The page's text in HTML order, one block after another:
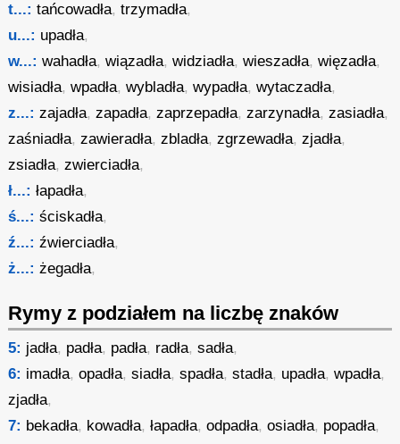
t...: tańcowadła,trzymadła,
u...: upadła,
w...: wahadła,wiązadła,widziadła,wieszadła,więzadła,
wisiadła,wpadła,wybladła,wypadła,wytaczadła,
z...: zajadła,zapadła,zaprzepadła,zarzynadła,zasiadła,
zaśniadła,zawieradła,zbladła,zgrzewadła,zjadła,
zsiadła,zwierciadła,
ł...: łapadła,
ś...: ściskadła,
ź...: źwierciadła,
ż...: żegadła,
Rymy z podziałem na liczbę znaków
5: jadła, padła, padła, radła,sadła,
6: imadła,opadła,siadła,spadła,stadła, upadła,wpadła,
zjadła,
7: bekadła, kowadła,łapadła,odpadła,osiadła, popadła,